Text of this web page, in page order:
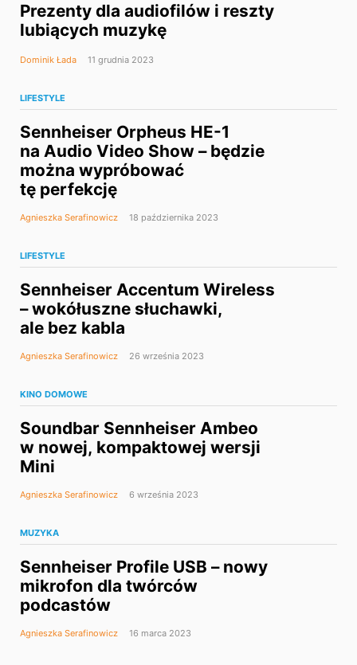
Prezenty dla audiofilów i reszty
lubiących muzykę
Dominik Łada 11 grudnia 2023
LIFESTYLE
Sennheiser Orpheus HE-1
na Audio Video Show – będzie
można wypróbować
tę perfekcję
Agnieszka Serafinowicz 18 października 2023
LIFESTYLE
Sennheiser Accentum Wireless
– wokółuszne słuchawki,
ale bez kabla
Agnieszka Serafinowicz 26 września 2023
KINO DOMOWE
Soundbar Sennheiser Ambeo
w nowej, kompaktowej wersji
Mini
Agnieszka Serafinowicz 6 września 2023
MUZYKA
Sennheiser Profile USB – nowy
mikrofon dla twórców
podcastów
Agnieszka Serafinowicz 16 marca 2023